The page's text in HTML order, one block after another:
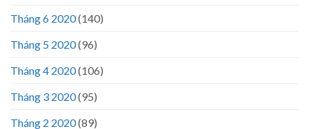
Tháng 6 2020(140)
Tháng 5 2020(96)
Tháng 4 2020(106)
Tháng 3 2020(95)
Tháng 2 2020(89)